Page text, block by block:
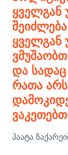
ყველგან
ყველგან
და
რათა
პაატა